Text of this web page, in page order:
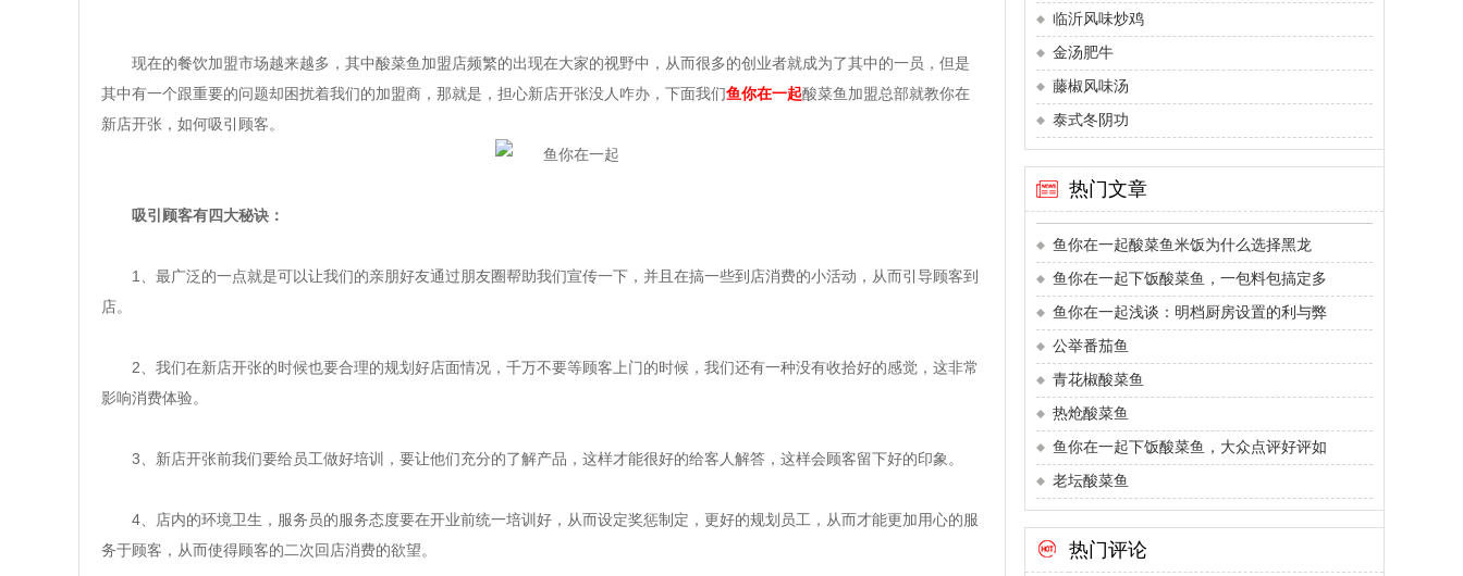
现在的餐饮加盟市场越来越多，其中酸菜鱼加盟店频繁的出现在大家的视野中，从而很多的创业者就成为了其中的一员，但是
其中有一个跟重要的问题却困扰着我们的加盟商，那就是，担心新店开张没人咋办，下面我们鱼你在一起酸菜鱼加盟总部就教你在
新店开张，如何吸引顾客。
吸引顾客有四大秘诀：
1、最广泛的一点就是可以让我们的亲朋好友通过朋友圈帮助我们宣传一下，并且在搞一些到店消费的小活动，从而引导顾客到
店。
2、我们在新店开张的时候也要合理的规划好店面情况，千万不要等顾客上门的时候，我们还有一种没有收拾好的感觉，这非常
影响消费体验。
3、新店开张前我们要给员工做好培训，要让他们充分的了解产品，这样才能很好的给客人解答，这样会顾客留下好的印象。
4、店内的环境卫生，服务员的服务态度要在开业前统一培训好，从而设定奖惩制定，更好的规划员工，从而才能更加用心的服
务于顾客，从而使得顾客的二次回店消费的欲望。
临沂风味炒鸡
金汤肥牛
藤椒风味汤
泰式冬阴功
热门文章
鱼你在一起酸菜鱼米饭为什么选择黑龙
鱼你在一起下饭酸菜鱼，一包料包搞定多
鱼你在一起浅谈：明档厨房设置的利与弊
公举番茄鱼
青花椒酸菜鱼
热炝酸菜鱼
鱼你在一起下饭酸菜鱼，大众点评好评如
老坛酸菜鱼
热门评论